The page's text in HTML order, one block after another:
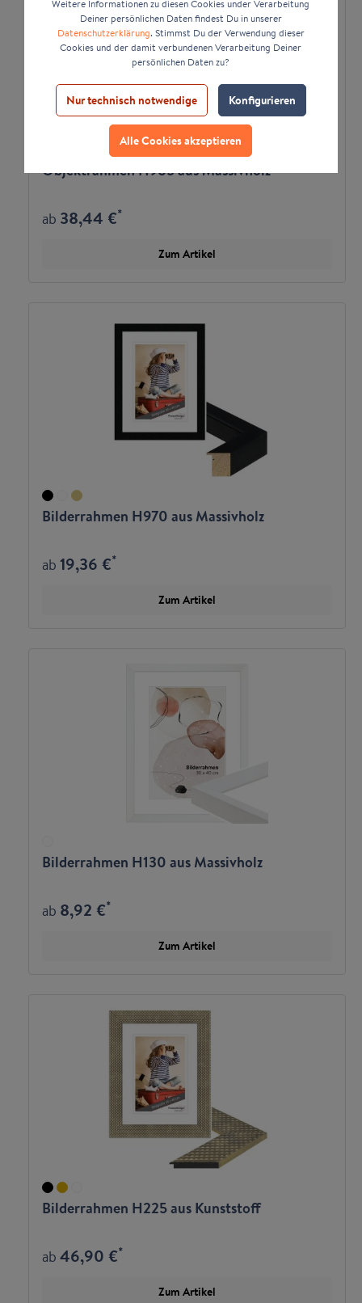
Objektrahmen H985 aus Massivholz
ab 38,44 €*
Zum Artikel
Bilderrahmen H970 aus Massivholz
ab19,36 €*
Zum Artikel
Bilderrahmen H130 aus Massivholz
ab 8,92 €*
Zum Artikel
Bilderrahmen H225 aus Kunststoff
ab46,90 €*
Zum Artikel
Weitere Informationen zu diesen Cookies under Verarbeitung
Deiner persönlichen Daten findest Du in unserer
Datenschutzerklärung. Stimmst Du der Verwendung dieser
Cookies und der damit verbundenen Verarbeitung Deiner
persönlichen Daten zu?
Nur technisch notwendige Konfigurieren
Alle Cookies akzeptieren